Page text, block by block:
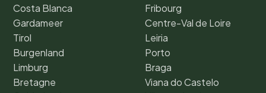
Costa Blanca
Gardameer
Tirol
Burgenland
Limburg
Bretagne
Fribourg
Centre-Val de Loire
Leiria
Porto
Braga
Viana do Castelo